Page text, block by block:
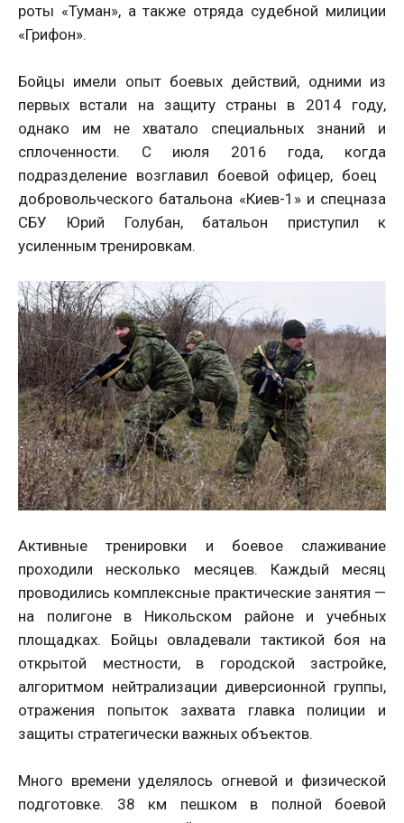
роты «Туман», а также отряда судебной милиции
«Грифон».
Бойцы имели опыт боевых действий, одними из
первых встали на защиту страны в 2014 году,
однако им не хватало специальных знаний и
сплоченности. С июля 2016 года, когда
подразделение возглавил боевой офицер, боец ​​
добровольческого батальона «Киев-1» и спецназа
СБУ Юрий Голубан, батальон приступил к
усиленным тренировкам.
Активные тренировки и боевое слаживание
проходили несколько месяцев. Каждый месяц
проводились комплексные практические занятия —
на полигоне в Никольском районе и учебных
площадках. Бойцы овладевали тактикой боя на
открытой местности, в городской застройке,
алгоритмом нейтрализации диверсионной группы,
отражения попыток захвата главка полиции и
защиты стратегически важных объектов.
Много времени уделялось огневой и физической
подготовке. 38 км пешком в полной боевой